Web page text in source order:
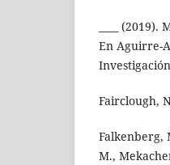
____
En Aguirre-
Fairclough,
Falkenberg,
M.,